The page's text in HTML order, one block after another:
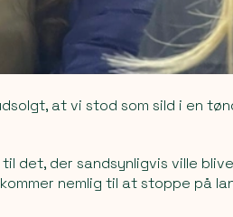
at vi stod som sild i en
det, der sandsynligvis ville
nemlig til at stoppe på